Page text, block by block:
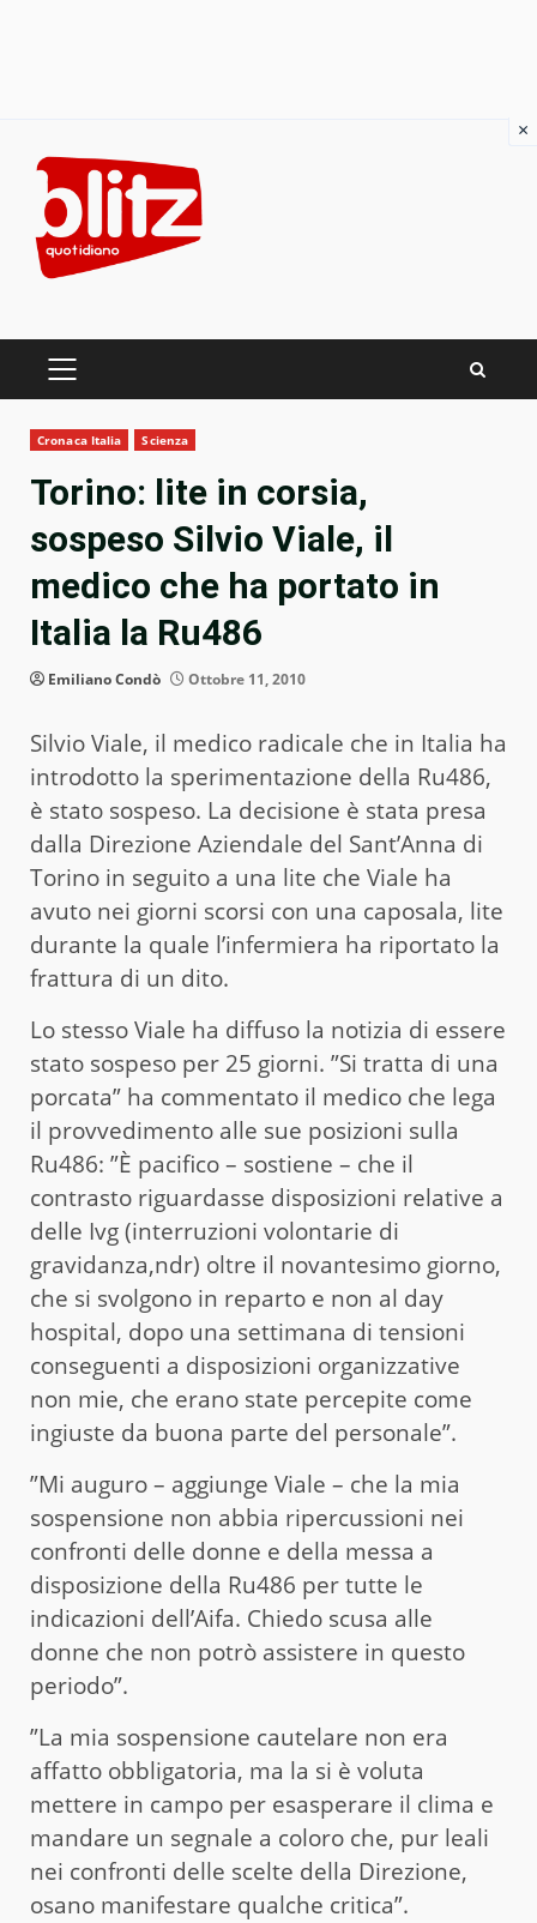
content
PRIMARY
Cronaca Italia Scienza
Torino: lite in corsia,
sospeso Silvio Viale, il
medico che ha portato in
Italia la Ru486
Emiliano Condò Ottobre 11, 2010
Silvio Viale, il medico radicale che in Italia ha
introdotto la sperimentazione della Ru486,
è stato sospeso. La decisione è stata presa
dalla Direzione Aziendale del Sant’Anna di
Torino in seguito a una lite che Viale ha
avuto nei giorni scorsi con una caposala, lite
durante la quale l’infermiera ha riportato la
frattura di un dito.
Lo stesso Viale ha diffuso la notizia di essere
stato sospeso per 25 giorni. ”Si tratta di una
porcata” ha commentato il medico che lega
il provvedimento alle sue posizioni sulla
Ru486: ”È pacifico – sostiene – che il
contrasto riguardasse disposizioni relative a
delle Ivg (interruzioni volontarie di
gravidanza,ndr) oltre il novantesimo giorno,
che si svolgono in reparto e non al day
hospital, dopo una settimana di tensioni
conseguenti a disposizioni organizzative
non mie, che erano state percepite come
ingiuste da buona parte del personale”.
”Mi auguro – aggiunge Viale – che la mia
sospensione non abbia ripercussioni nei
confronti delle donne e della messa a
disposizione della Ru486 per tutte le
indicazioni dell’Aifa. Chiedo scusa alle
donne che non potrò assistere in questo
periodo”.
”La mia sospensione cautelare non era
affatto obbligatoria, ma la si è voluta
mettere in campo per esasperare il clima e
mandare un segnale a coloro che, pur leali
nei confronti delle scelte della Direzione,
osano manifestare qualche critica”.
×